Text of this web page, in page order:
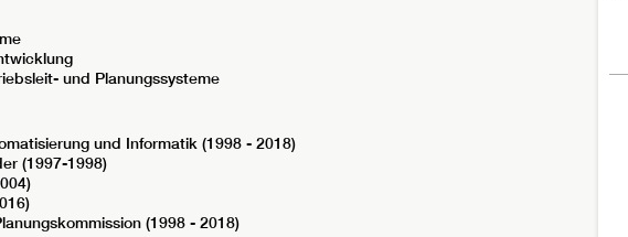
und Planungssysteme
und Informatik (1998 - 2018)
(1997-1998)
(1998 - 2018)